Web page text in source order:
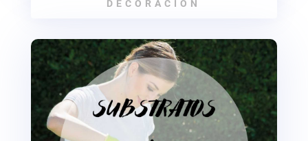
DECORACIÓN